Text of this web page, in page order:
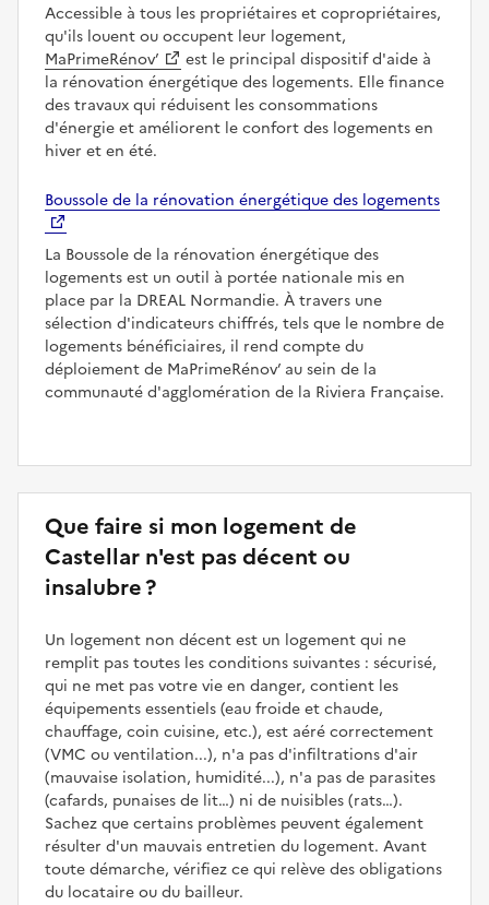
Accessible à tous les propriétaires et copropriétaires,
qu'ils louent ou occupent leur logement,
MaPrimeRénov’
est le principal dispositif d'aide à
la rénovation énergétique des logements. Elle finance
des travaux qui réduisent les consommations
d'énergie et améliorent le confort des logements en
hiver et en été.
Boussole de la rénovation énergétique des logements
La Boussole de la rénovation énergétique des
logements est un outil à portée nationale mis en
place par la DREAL Normandie. À travers une
sélection d'indicateurs chiffrés, tels que le nombre de
logements bénéficiaires, il rend compte du
déploiement de MaPrimeRénov’ au sein de la
communauté d'agglomération de la Riviera Française.
Que faire si mon logement de
Castellar n'est pas décent ou
insalubre ?
Un logement non décent est un logement qui ne
remplit pas toutes les conditions suivantes : sécurisé,
qui ne met pas votre vie en danger, contient les
équipements essentiels (eau froide et chaude,
chauffage, coin cuisine, etc.), est aéré correctement
(VMC ou ventilation...), n'a pas d'infiltrations d'air
(mauvaise isolation, humidité...), n'a pas de parasites
(cafards, punaises de lit…) ni de nuisibles (rats…).
Sachez que certains problèmes peuvent également
résulter d'un mauvais entretien du logement. Avant
toute démarche, vérifiez ce qui relève des obligations
du locataire ou du bailleur.